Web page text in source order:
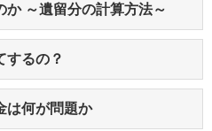
か ～遺留分の計算方法～
するの？
は何が問題か